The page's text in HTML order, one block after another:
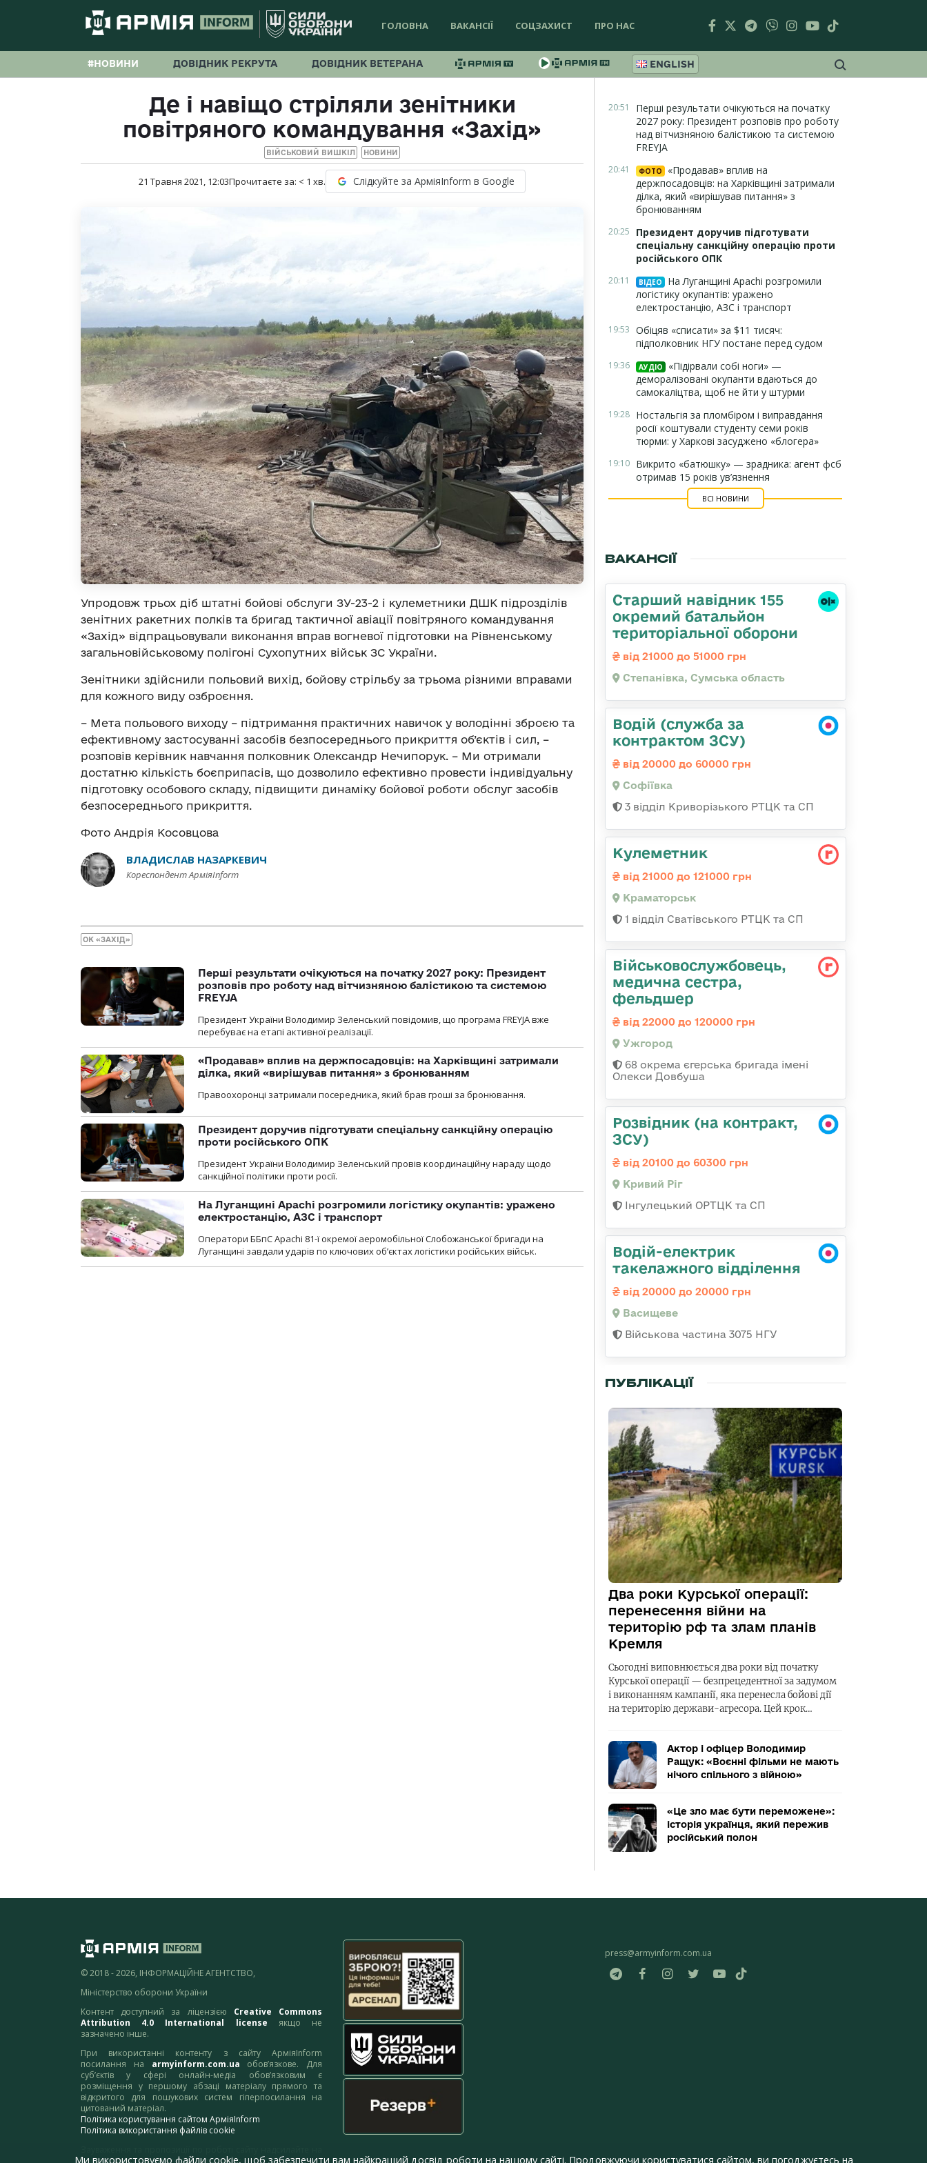
ГОЛОВНА ВАКАНСІЇ СОЦЗАХИСТ ПРО НАС
#НОВИНИ ДОВІДНИК РЕКРУТА ДОВІДНИК ВЕТЕРАНА ENGLISH
Де і навіщо стріляли зенітники
повітряного командування «Захід»
ВІЙСЬКОВИЙ ВИШКІЛ НОВИНИ
21 Травня 2021, 12:03Прочитаєте за: < 1 хв. Слідкуйте за АрміяInform в Google
Упродовж трьох діб штатні бойові обслуги ЗУ-23-2 і кулеметники ДШК підрозділів
зенітних ракетних полків та бригад тактичної авіації повітряного командування
«Захід» відпрацьовували виконання вправ вогневої підготовки на Рівненському
загальновійськовому полігоні Сухопутних військ ЗС України.
Зенітники здійснили польовий вихід, бойову стрільбу за трьома різними вправами
для кожного виду озброєння.
– Мета польового виходу – підтримання практичних навичок у володінні зброєю та
ефективному застосуванні засобів безпосереднього прикриття об’єктів і сил, –
розповів керівник навчання полковник Олександр Нечипорук. – Ми отримали
достатню кількість боєприпасів, що дозволило ефективно провести індивідуальну
підготовку особового складу, підвищити динаміку бойової роботи обслуг засобів
безпосереднього прикриття.
Фото Андрія Косовцова
ВЛАДИСЛАВ НАЗАРКЕВИЧ
Кореспондент АрміяInform
ОК «ЗАХІД»
Перші результати очікуються на початку 2027 року: Президент
розповів про роботу над вітчизняною балістикою та системою
FREYJA
Президент України Володимир Зеленський повідомив, що програма FREYJA вже
перебуває на етапі активної реалізації.
«Продавав» вплив на держпосадовців: на Харківщині затримали
ділка, який «вирішував питання» з бронюванням
Правоохоронці затримали посередника, який брав гроші за бронювання.
Президент доручив підготувати спеціальну санкційну операцію
проти російського ОПК
Президент України Володимир Зеленський провів координаційну нараду щодо
санкційної політики проти росії.
На Луганщині Apachi розгромили логістику окупантів: уражено
електростанцію, АЗС і транспорт
Оператори ББпС Apachi 81-ї окремої аеромобільної Слобожанської бригади на
Луганщині завдали ударів по ключових об’єктах логістики російських військ.
20:51
Перші результати очікуються на початку
2027 року: Президент розповів про роботу
над вітчизняною балістикою та системою
FREYJA
20:41 ФОТО
«Продавав» вплив на
держпосадовців: на Харківщині затримали
ділка, який «вирішував питання» з
бронюванням
20:25
Президент доручив підготувати
спеціальну санкційну операцію проти
російського ОПК
20:11 ВІДЕО
На Луганщині Apachi розгромили
логістику окупантів: уражено
електростанцію, АЗС і транспорт
19:53 Обіцяв «списати» за $11 тисяч:
підполковник НГУ постане перед судом
19:36 АУДІО
«Підірвали собі ноги» —
деморалізовані окупанти вдаються до
самокаліцтва, щоб не йти у штурми
19:28 Ностальгія за пломбіром і виправдання
росії коштували студенту семи років
тюрми: у Харкові засуджено «блогера»
19:10 Викрито «батюшку» — зрадника: агент фсб
отримав 15 років ув’язнення
ВСІ НОВИНИ
ВАКАНСІЇ
Старший навідник 155
окремий батальйон
територіальної оборони
від 21000 до 51000 грн
Степанівка, Сумська область
Водій (служба за
контрактом ЗСУ)
від 20000 до 60000 грн
Софіївка
3 відділ Криворізького РТЦК та СП
Кулеметник
від 21000 до 121000 грн
Краматорськ
1 відділ Сватівського РТЦК та СП
Військовослужбовець,
медична сестра,
фельдшер
від 22000 до 120000 грн
Ужгород
68 окрема єгерська бригада імені
Олекси Довбуша
Розвідник (на контракт,
ЗСУ)
від 20100 до 60300 грн
Кривий Ріг
Інгулецький ОРТЦК та СП
Водій-електрик
такелажного відділення
від 20000 до 20000 грн
Васищеве
Військова частина 3075 НГУ
ПУБЛІКАЦІЇ
Два роки Курської операції:
перенесення війни на
територію рф та злам планів
Кремля
Сьогодні виповнюється два роки від початку
Курської операції — безпрецедентної за задумом
і виконанням кампанії, яка перенесла бойові дії
на територію держави-агресора. Цей крок…
Актор і офіцер Володимир
Ращук: «Воєнні фільми не мають
нічого спільного з війною»
«Це зло має бути переможене»:
історія українця, який пережив
російський полон
© 2018 - 2026, ІНФОРМАЦІЙНЕ АГЕНТСТВО,
Міністерство оборони України
Контент доступний за ліцензією Creative Commons
Attribution 4.0 International license якщо не
зазначено інше.
При використанні контенту з сайту АрміяInform
посилання на armyinform.com.ua обов’язкове. Для
суб’єктів у сфері онлайн-медіа обов’язковим є
розміщення у першому абзаці матеріалу прямого та
відкритого для пошукових систем гіперпосилання на
цитований матеріал.
Політика користування сайтом АрміяInform
Політика використання файлів cookie
press@armyinform.com.ua
Ми використовуємо файли cookie, щоб забезпечити вам найкращий досвід роботи на нашому сайті. Продовжуючи користуватися сайтом, ви погоджуєтесь на